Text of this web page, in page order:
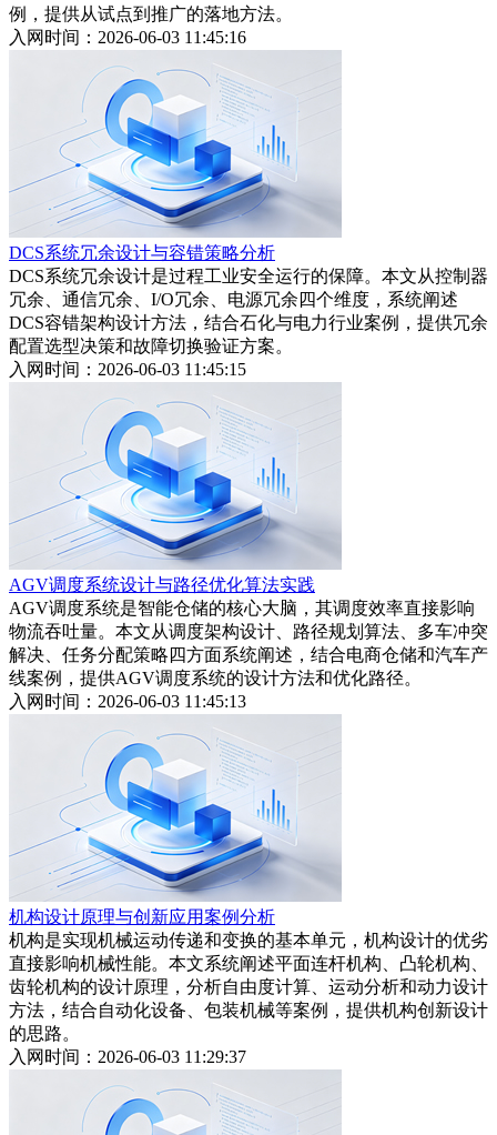
例，提供从试点到推广的落地方法。
入网时间：2026-06-03 11:45:16
DCS系统冗余设计与容错策略分析
DCS系统冗余设计是过程工业安全运行的保障。本文从控制器
冗余、通信冗余、I/O冗余、电源冗余四个维度，系统阐述
DCS容错架构设计方法，结合石化与电力行业案例，提供冗余
配置选型决策和故障切换验证方案。
入网时间：2026-06-03 11:45:15
AGV调度系统设计与路径优化算法实践
AGV调度系统是智能仓储的核心大脑，其调度效率直接影响
物流吞吐量。本文从调度架构设计、路径规划算法、多车冲突
解决、任务分配策略四方面系统阐述，结合电商仓储和汽车产
线案例，提供AGV调度系统的设计方法和优化路径。
入网时间：2026-06-03 11:45:13
机构设计原理与创新应用案例分析
机构是实现机械运动传递和变换的基本单元，机构设计的优劣
直接影响机械性能。本文系统阐述平面连杆机构、凸轮机构、
齿轮机构的设计原理，分析自由度计算、运动分析和动力设计
方法，结合自动化设备、包装机械等案例，提供机构创新设计
的思路。
入网时间：2026-06-03 11:29:37